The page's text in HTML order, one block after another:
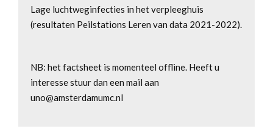
Lage luchtweginfecties in het verpleeghuis
(resultaten Peilstations Leren van data 2021-2022).
NB: het factsheet is momenteel offline. Heeft u
interesse stuur dan een mail aan
uno@amsterdamumc.nl